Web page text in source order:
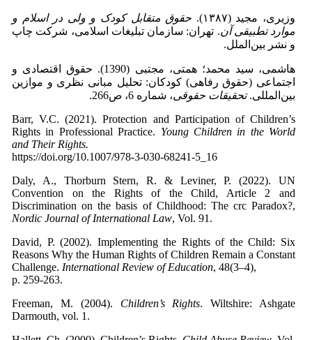
وزیری، مجید (۱۳۸۷).
حقوق متقابل کودک و ولی در اسلام و
موارد تطبیقی آن. تهران: سازمان تبلیغات اسلامی، شرکت چاپ
و نشر بین‌الملل.
هاشمی، سید محمد؛ همتی، مجتبی (1390). حقوق اقتصادی و
اجتماعی (حقوق رفاهی) کودکان: تحلیل مبانی نظری و موازین
بین‌المللی.تحقیقات حقوقی، شماره 6، ص266.
Barr, V.C. (2021). Protection and Participation of Children’s
Rights in Professional Practice. Young Children in the World
and Their Rights.
https://doi.org/10.1007/978-3-030-68241-5_16
Daly, A., Thorburn Stern, R. & Leviner, P. (2022). UN
Convention on the Rights of the Child, Article 2 and
Discrimination on the basis of Childhood: The crc Paradox?,
Nordic Journal of International Law, Vol. 91.
David, P. (2002). Implementing the Rights of the Child: Six
Reasons Why the Human Rights of Children Remain a Constant
Challenge. International Review of Education, 48(3–4),
p. 259-263.
Freeman, M. (2004). Children’s Rights. Wiltshire: Ashgate
Darmouth, vol. 1.